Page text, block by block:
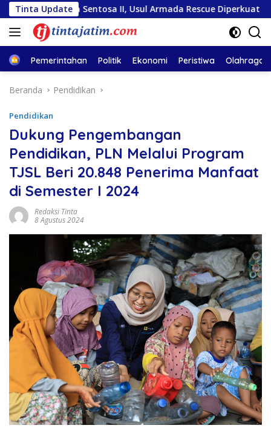
Langsung
ke
konten
Tinta Update
Sentosa II, Usul Armada Rescue Diperkuat
HomePemerintahan Politik Ekonomi Peristiwa Olahraga
Beranda Pendidikan
Pendidikan
Dukung Pengembangan
Pendidikan, PLN Melalui Program
TJSL Beri 20.848 Penerima Manfaat
di Semester I 2024
Redaksi Tinta
8 Agustus 2024